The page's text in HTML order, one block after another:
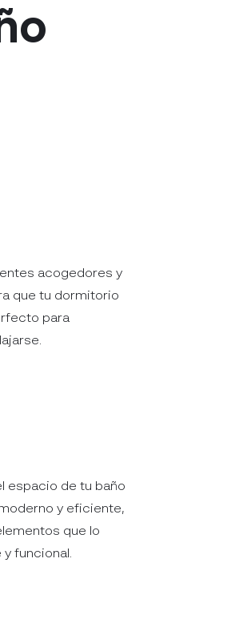
acogedores y
que tu dormitorio
para
espacio de tu baño
y eficiente,
que lo
y funcional.